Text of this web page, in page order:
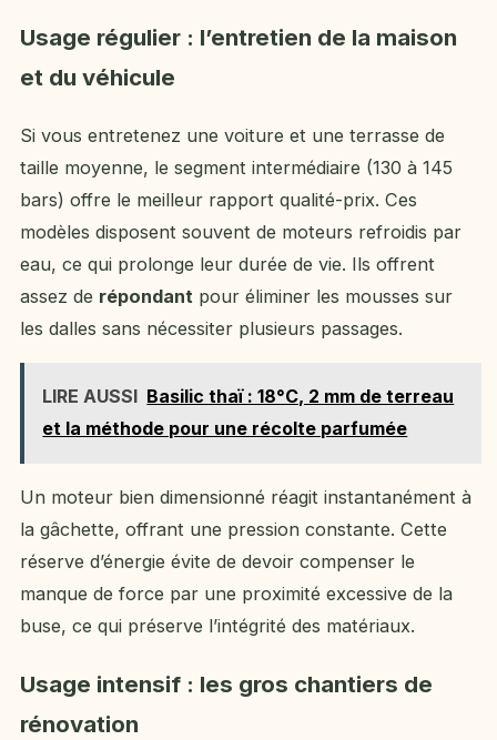
Usage régulier : l’entretien de la maison
et du véhicule
Si vous entretenez une voiture et une terrasse de
taille moyenne, le segment intermédiaire (130 à 145
bars) offre le meilleur rapport qualité-prix. Ces
modèles disposent souvent de moteurs refroidis par
eau, ce qui prolonge leur durée de vie. Ils offrent
assez de répondant pour éliminer les mousses sur
les dalles sans nécessiter plusieurs passages.
LIRE AUSSI Basilic thaï : 18°C, 2 mm de terreau
et la méthode pour une récolte parfumée
Un moteur bien dimensionné réagit instantanément à
la gâchette, offrant une pression constante. Cette
réserve d’énergie évite de devoir compenser le
manque de force par une proximité excessive de la
buse, ce qui préserve l’intégrité des matériaux.
Usage intensif : les gros chantiers de
rénovation